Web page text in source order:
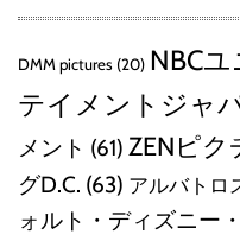
DMM pictures (20) NBC
テイメントジャ
メント (61) ZENピ
グD.C. (63) アルバトロ
ォルト・ディズニー